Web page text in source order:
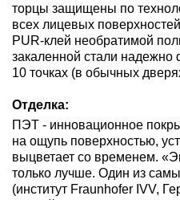
торцы защищены по
всех лицевых
PUR-клей необратимой
закаленной стали надежно
10 точках (в обычных
Отделка:
ПЭТ - инновационное
на ощупь поверхностью,
выцветает со временем.
только лучше. Один из
(институт Fraunhofer IVV,